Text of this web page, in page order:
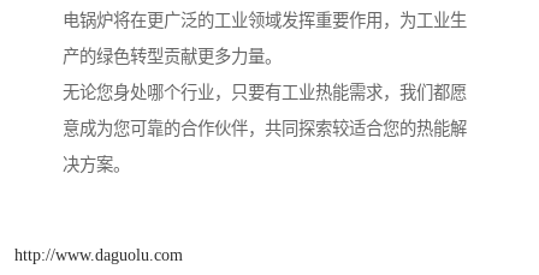
电锅炉将在更广泛的工业领域发挥重要作用，为工业生
产的绿色转型贡献更多力量。
无论您身处哪个行业，只要有工业热能需求，我们都愿
意成为您可靠的合作伙伴，共同探索较适合您的热能解
决方案。
http://www.daguolu.com